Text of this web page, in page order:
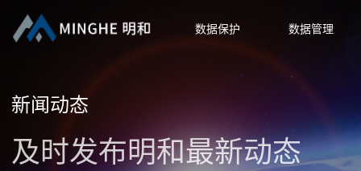
数据保护 数据管理
新闻动态
及时发布明和最新动态